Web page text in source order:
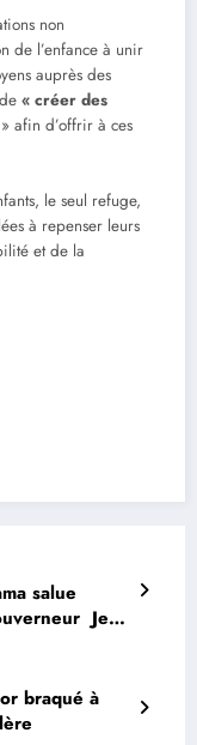
non
de l’enfance à unir
auprès des
« créer des
» afin d’offrir à ces
le seul refuge,
à repenser leurs
et de la
salue
Jean
braqué à